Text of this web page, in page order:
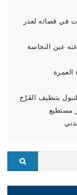
في قضائه لعذر
عين النجاسة
العمرة
بتنظيف الفَرْج
مستطيع